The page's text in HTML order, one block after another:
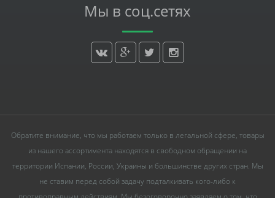
Мы в соц.сетях
Обратите внимание, что мы работаем только в легальной сфере, товары
из нашего ассортимента находятся в свободном обращении на
территории Испании, России, Украины и большинстве других стран. Мы
не ставим перед собой задачу подталкивать кого-либо к